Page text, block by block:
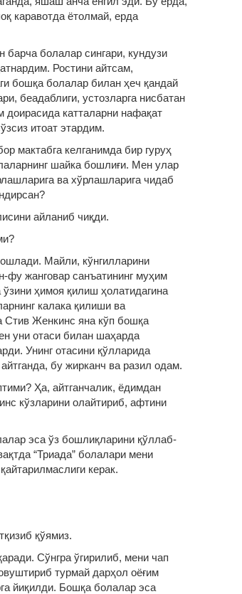
каравотда ётолмай, ерда
болалар сингари, кундузи
Ростини айтсам,
бошқа болалар билан ҳеч қандай
беадаблиги, устозларга нисбатан
доирасида катталарни нафақат
итоат этардим.
мактабга келганимда бир гуруҳ
шайка бошлиғи. Мен улар
ва хўрлашларига чидаб
айланиб чиқди.
Майли, кўнгилларини
жанговар санъатининг муҳим
ҳимоя қилиш ҳолатидагина
калака қилиши ва
Стив Женкинс яна кўп бошқа
уни отаси билан шаҳарда
Унинг отасини қўлларида
бу жирканч ва разил одам.
Ҳа, айтганчалик, ёдимдан
кўзларини олайтириб, афтини
эса ўз бошлиқларини қўллаб-
“Триада” болалари мени
керак.
қўямиз.
Сўнгра ўгирилиб, мени чап
турмай дарҳол оёғим
йиқилди. Бошқа болалар эса